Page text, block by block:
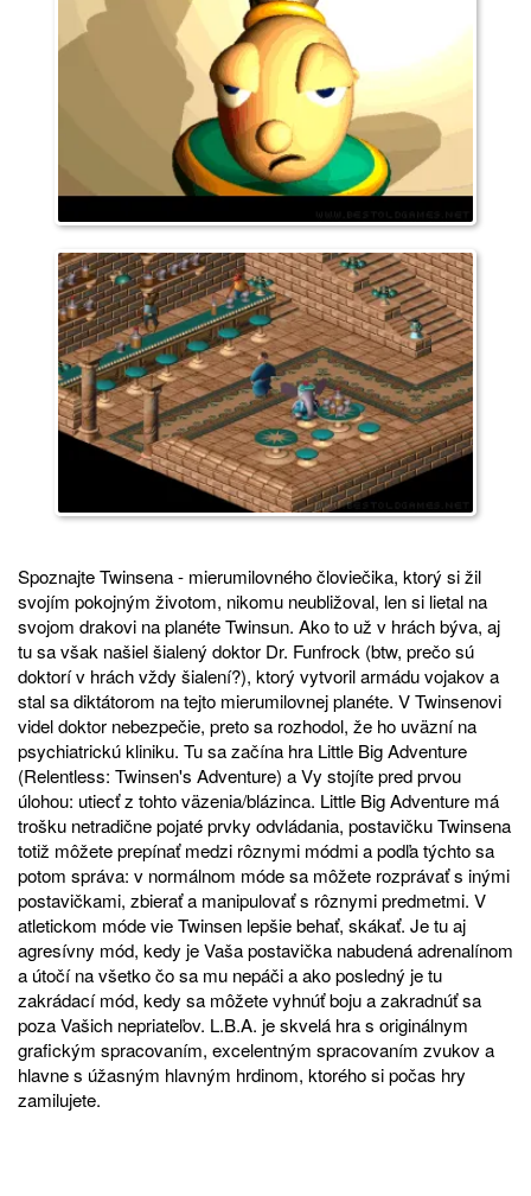
Spoznajte Twinsena - mierumilovného človiečika, ktorý si žil
svojím pokojným životom, nikomu neubližoval, len si lietal na
svojom drakovi na planéte Twinsun. Ako to už v hrách býva, aj
tu sa však našiel šialený doktor Dr. Funfrock (btw, prečo sú
doktorí v hrách vždy šialení?), ktorý vytvoril armádu vojakov a
stal sa diktátorom na tejto mierumilovnej planéte. V Twinsenovi
videl doktor nebezpečie, preto sa rozhodol, že ho uväzní na
psychiatrickú kliniku. Tu sa začína hra Little Big Adventure
(Relentless: Twinsen's Adventure) a Vy stojíte pred prvou
úlohou: utiecť z tohto väzenia/blázinca. Little Big Adventure má
trošku netradične pojaté prvky odvládania, postavičku Twinsena
totiž môžete prepínať medzi rôznymi módmi a podľa týchto sa
potom správa: v normálnom móde sa môžete rozprávať s inými
postavičkami, zbierať a manipulovať s rôznymi predmetmi. V
atletickom móde vie Twinsen lepšie behať, skákať. Je tu aj
agresívny mód, kedy je Vaša postavička nabudená adrenalínom
a útočí na všetko čo sa mu nepáči a ako posledný je tu
zakrádací mód, kedy sa môžete vyhnúť boju a zakradnúť sa
poza Vašich nepriateľov. L.B.A. je skvelá hra s originálnym
grafickým spracovaním, excelentným spracovaním zvukov a
hlavne s úžasným hlavným hrdinom, ktorého si počas hry
zamilujete.